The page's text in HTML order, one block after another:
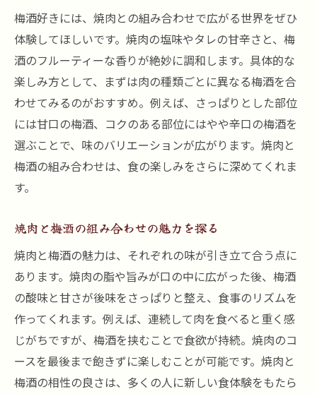
梅酒好きには、焼肉との組み合わせで広がる世界をぜひ
体験してほしいです。焼肉の塩味やタレの甘辛さと、梅
酒のフルーティーな香りが絶妙に調和します。具体的な
楽しみ方として、まずは肉の種類ごとに異なる梅酒を合
わせてみるのがおすすめ。例えば、さっぱりとした部位
には甘口の梅酒、コクのある部位にはやや辛口の梅酒を
選ぶことで、味のバリエーションが広がります。焼肉と
梅酒の組み合わせは、食の楽しみをさらに深めてくれま
す。
焼肉と梅酒の組み合わせの魅力を探る
焼肉と梅酒の魅力は、それぞれの味が引き立て合う点に
あります。焼肉の脂や旨みが口の中に広がった後、梅酒
の酸味と甘さが後味をさっぱりと整え、食事のリズムを
作ってくれます。例えば、連続して肉を食べると重く感
じがちですが、梅酒を挟むことで食欲が持続。焼肉のコ
ースを最後まで飽きずに楽しむことが可能です。焼肉と
梅酒の相性の良さは、多くの人に新しい食体験をもたら